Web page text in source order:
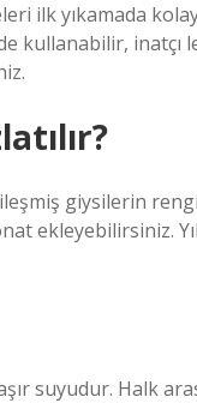
ilk yıkamada
kullanabilir,
giysilerin
ekleyebilirsiniz.
suyudur. Halk